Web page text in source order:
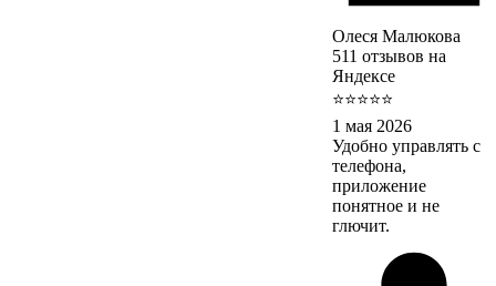
Олеся Малюкова
511 отзывов на
Яндексе
⭐⭐⭐⭐⭐
1 мая 2026
Удобно управлять с
телефона,
приложение
понятное и не
глючит.